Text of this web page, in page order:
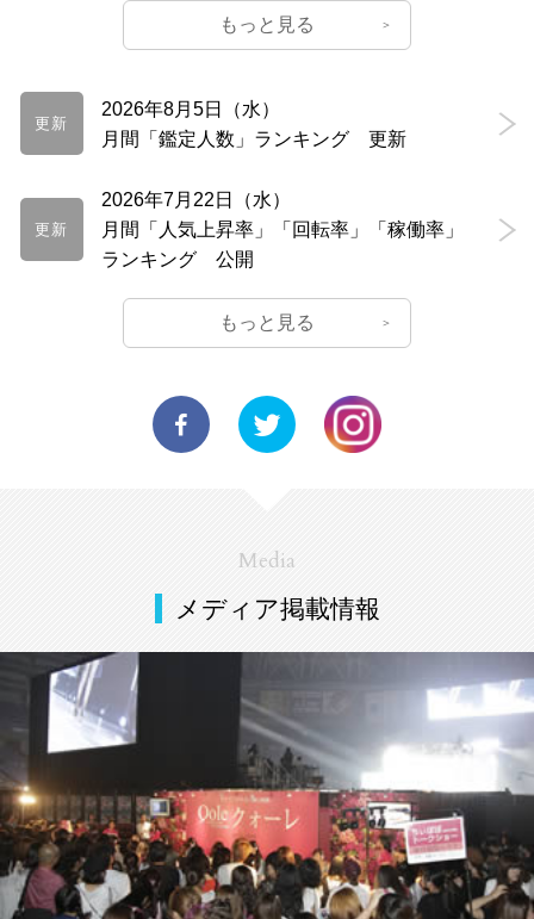
もっと見る
更新
2026年8月5日（水）
月間「鑑定人数」ランキング 更新
更新
2026年7月22日（水）
月間「人気上昇率」「回転率」「稼働率」
ランキング 公開
もっと見る
Media
メディア掲載情報